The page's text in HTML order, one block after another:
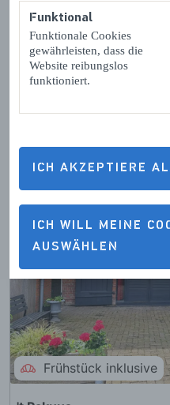
Funktional
Funktionale Cookies
gewährleisten, dass die
Website reibungslos
funktioniert.
ICH AKZEPTIERE
ICH WILL MEINE
AUSWÄHLEN